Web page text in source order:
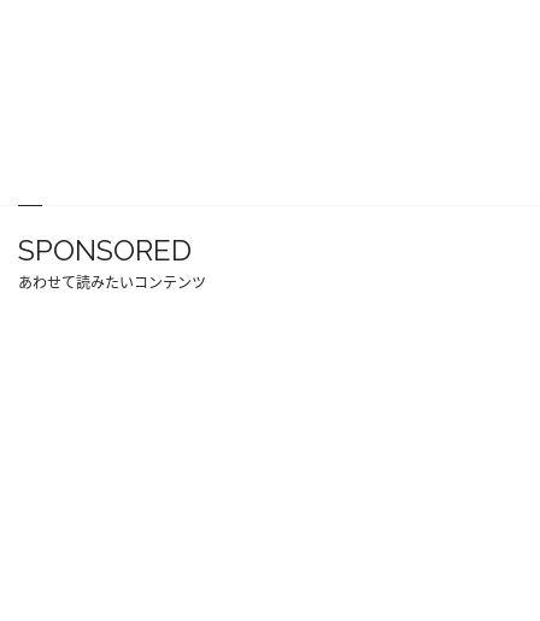
SPONSORED
あわせて読みたいコンテンツ